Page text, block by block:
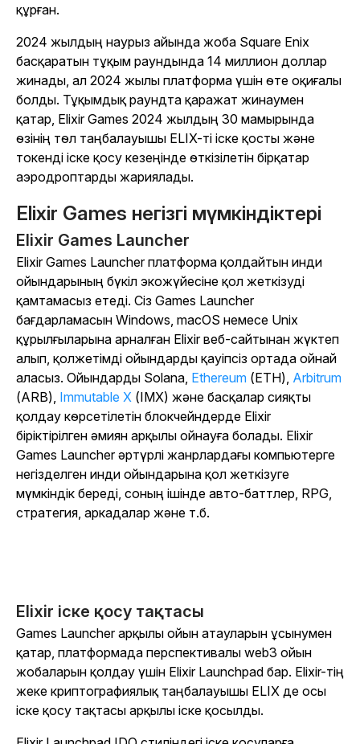
құрған.
2024 жылдың наурыз айында жоба Square Enix
басқаратын тұқым раундында 14 миллион доллар
жинады, ал 2024 жылы платформа үшін өте оқиғалы
болды. Тұқымдық раундта қаражат жинаумен
қатар, Elixir Games 2024 жылдың 30 мамырында
өзінің төл таңбалауышы ELIX-ті іске қосты және
токенді іске қосу кезеңінде өткізілетін бірқатар
аэродроптарды жариялады.
Elixir Games негізгі мүмкіндіктері
Elixir Games Launcher
Elixir Games Launcher платформа қолдайтын инди
ойындарының бүкіл экожүйесіне қол жеткізуді
қамтамасыз етеді. Сіз Games Launcher
бағдарламасын Windows, macOS немесе Unix
құрылғыларына арналған Elixir веб-сайтынан жүктеп
алып, қолжетімді ойындарды қауіпсіз ортада ойнай
аласыз. Ойындарды Solana, Ethereum (ETH), Arbitrum
(ARB), Immutable X (IMX) және басқалар сияқты
қолдау көрсетілетін блокчейндерде Elixir
біріктірілген әмиян арқылы ойнауға болады. Elixir
Games Launcher әртүрлі жанрлардағы компьютерге
негізделген инди ойындарына қол жеткізуге
мүмкіндік береді, соның ішінде авто-баттлер, RPG,
стратегия, аркадалар және т.б.
Elixir іске қосу тақтасы
Games Launcher арқылы ойын атауларын ұсынумен
қатар, платформада перспективалы web3 ойын
жобаларын қолдау үшін Elixir Launchpad бар. Elixir-тің
жеке криптографиялық таңбалауышы ELIX де осы
іске қосу тақтасы арқылы іске қосылды.